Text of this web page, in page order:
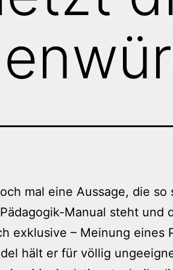
mal eine Aussage, die
Manual steht und
exklusive – Meinung eines
hält er für völlig